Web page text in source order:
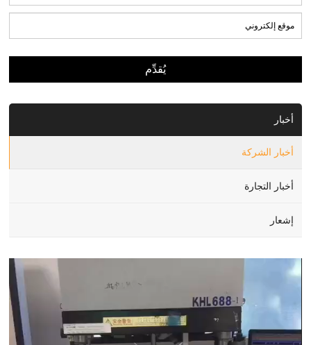
أخبار
أخبار الشركة
أخبار التجارة
إشعار
Video